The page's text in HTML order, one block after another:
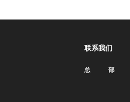
联系我们
总 部